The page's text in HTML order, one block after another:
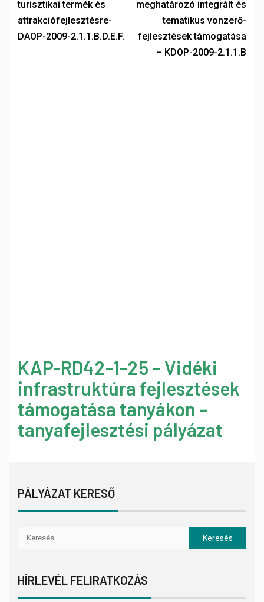
turisztikai termék és
attrakciófejlesztésre-
DAOP-2009-2.1.1.B.D.E.F.
meghatározó integrált és
tematikus vonzerő-
fejlesztések támogatása
– KDOP-2009-2.1.1.B
KAP-RD42-1-25 – Vidéki
infrastruktúra fejlesztések
támogatása tanyákon –
tanyafejlesztési pályázat
PÁLYÁZAT KERESŐ
HÍRLEVÉL FELIRATKOZÁS